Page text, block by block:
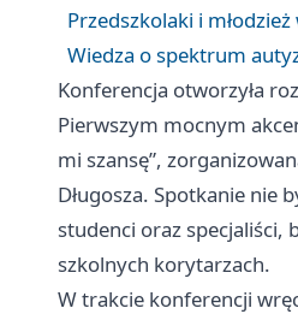
Przedszkolaki i
Wiedza o spektrum
Konferencja otworzyła
Pierwszym mocnym
mi szansę”,
Długosza. Spotkanie nie
studenci oraz
szkolnych korytarzach.
W trakcie konferencji